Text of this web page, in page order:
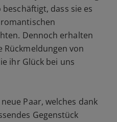
dass sie es
Dennoch erhalten
von
ihr Glück bei uns
Paar, welches dank
Gegenstück